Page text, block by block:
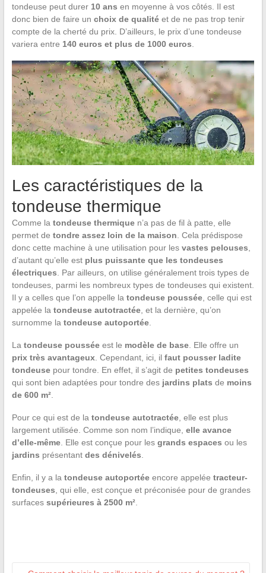
tondeuse peut durer 10 ans en moyenne à vos côtés. Il est
donc bien de faire un choix de qualitéet de ne pas trop tenir
compte de la cherté du prix. D’ailleurs, le prix d’une tondeuse
variera entre 140 euros et plus de 1000 euros
Les caractéristiques de la
tondeuse thermique
Comme la tondeuse thermiquen’a pas de fil à patte, elle
permet de tondre assez loin de la maison. Cela prédispose
donc cette machine à une utilisation pour les vastes pelouses,
d’autant qu’elle est plus puissante que les tondeuses
électriques. Par ailleurs, on utilise généralement trois types de
tondeuses, parmi les nombreux types de tondeuses qui existent.
Il y a celles que l’on appelle la tondeuse poussée, celle qui est
appelée la tondeuse autotractée, et la dernière, qu’on
surnomme la tondeuse autoportée.
La tondeuse pousséeest le modèle de base. Elle offre un
prix très avantageux. Cependant, ici, il faut pousser ladite
tondeusepour tondre. En effet, il s’agit de petites tondeuses
qui sont bien adaptées pour tondre des jardins plats de moins
de 600 m².
Pour ce qui est de la tondeuse autotractée, elle est plus
largement utilisée. Comme son nom l’indique, elle avance
d’elle-même. Elle est conçue pour les grands espaces ou les
jardins présentantdes dénivelés.
Enfin, il y a la tondeuse autoportéeencore appelée tracteur-
tondeuses, qui elle, est conçue et préconisée pour de grandes
surfaces supérieures à 2500 m².